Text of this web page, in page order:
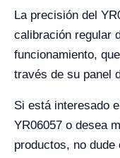
La precisión del
calibración regular
funcionamiento,
través de su panel
Si está interesado
YR06057 o desea
productos, no